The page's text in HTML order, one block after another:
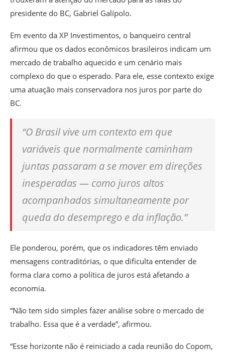
presidente do BC, Gabriel Galípolo.
Em evento da XP Investimentos, o banqueiro central
afirmou que os dados econômicos brasileiros indicam um
mercado de trabalho aquecido e um cenário mais
complexo do que o esperado. Para ele, esse contexto exige
uma atuação mais conservadora nos juros por parte do
BC.
“O Brasil vive um contexto em que
variáveis que normalmente caminham
juntas passaram a se mover em direções
inesperadas — como juros altos
acompanhados simultaneamente por
queda do desemprego e da inflação.”
Ele ponderou, porém, que os indicadores têm enviado
mensagens contraditórias, o que dificulta entender de
forma clara como a política de juros está afetando a
economia.
“Não tem sido simples fazer análise sobre o mercado de
trabalho. Essa que é a verdade”, afirmou.
“Esse horizonte não é reiniciado a cada reunião do Copom,